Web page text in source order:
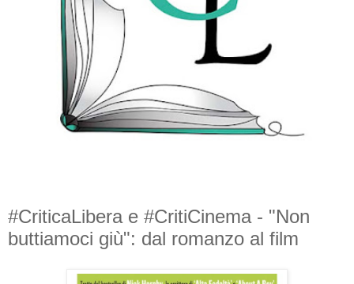
#CriticaLibera e #CritiCinema - "Non
buttiamoci giù": dal romanzo al film